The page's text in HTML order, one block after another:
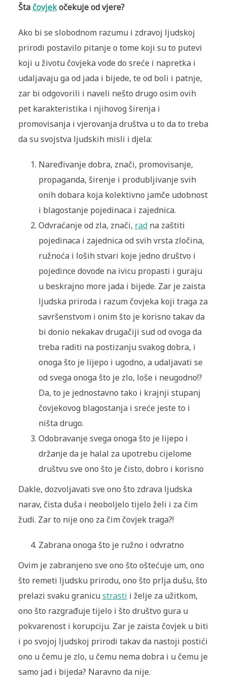
Šta čovjekočekuje od vjere?
Ako bi se slobodnom razumu i zdravoj ljudskoj
prirodi postavilo pitanje o tome koji su to putevi
koji u životu čovjeka vode do sreće i napretka i
udaljavaju ga od jada i bijede, te od boli i patnje,
zar bi odgovorili i naveli nešto drugo osim ovih
pet karakteristika i njihovog širenja i
promovisanja i vjerovanja društva u to da to treba
da su svojstva ljudskih misli i djela:
Naređivanje dobra, znači, promovisanje,
propaganda, širenje i produbljivanje svih
onih dobara koja kolektivno jamče udobnost
i blagostanje pojedinaca i zajednica.
Odvraćanje od zla, znači, radna zaštiti
pojedinaca i zajednica od svih vrsta zločina,
ružnoća i loših stvari koje jedno društvo i
pojedince dovode na ivicu propasti i guraju
u beskrajno more jada i bijede. Zar je zaista
ljudska priroda i razum čovjeka koji traga za
savršenstvom i onim što je korisno takav da
bi donio nekakav drugačiji sud od ovoga da
treba raditi na postizanju svakog dobra, i
onoga što je lijepo i ugodno, a udaljavati se
od svega onoga što je zlo, loše i neugodno!?
Da, to je jednostavno tako i krajnji stupanj
čovjekovog blagostanja i sreće jeste to i
ništa drugo.
Odobravanje svega onoga što je lijepo i
držanje da je halal za upotrebu cijelome
društvu sve ono što je čisto, dobro i korisno
Dakle, dozvoljavati sve ono što zdrava ljudska
narav, čista duša i neoboljelo tijelo želi i za čim
žudi. Zar to nije ono za čim čovjek traga?!
Zabrana onoga što je ružno i odvratno
Ovim je zabranjeno sve ono što oštećuje um, ono
što remeti ljudsku prirodu, ono što prlja dušu, što
prelazi svaku granicustrasti i želje za užitkom,
ono što razgrađuje tijelo i što društvo gura u
pokvarenost i korupciju. Zar je zaista čovjek u biti
i po svojoj ljudskoj prirodi takav da nastoji postići
ono u čemu je zlo, u čemu nema dobra i u čemu je
samo jad i bijeda? Naravno da nije.